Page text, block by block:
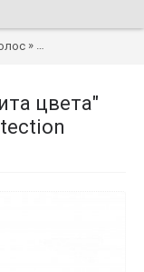
» Шампунь для
цвета"